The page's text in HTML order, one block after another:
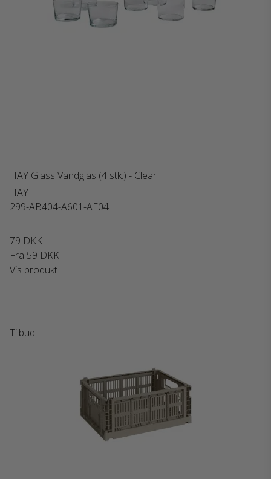
HAY Glass Vandglas (4 stk.) - Clear
HAY
299-AB404-A601-AF04
79 DKK
Fra 59 DKK
Vis produkt
Tilbud